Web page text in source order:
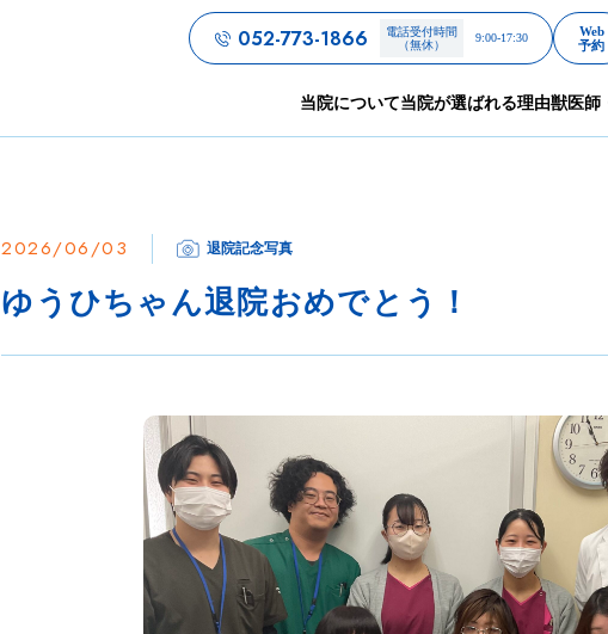
052-773-1866
電話受付時間
（無休）
9:00-17:30
Web
予約
当院について当院が選ばれる理由獣医師
2026/06/03 退院記念写真
ゆうひちゃん退院おめでとう！